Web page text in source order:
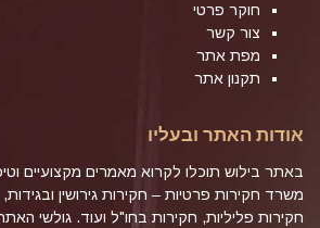
חוקר פרטי
צור קשר
מפת אתר
תקנון אתר
אודות האתר ובעליו
באתר בילוש תוכלו לקרוא מאמרים מקצועיים
משרד חקירות פרטיות – חקירות גירושין
חקירות פליליות, חקירות בחו"ל ועוד. גולשי